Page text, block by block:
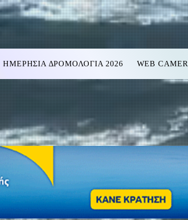
ΗΜΕΡΗΣΙΑ ΔΡΟΜΟΛΟΓΙΑ 2026 WEB